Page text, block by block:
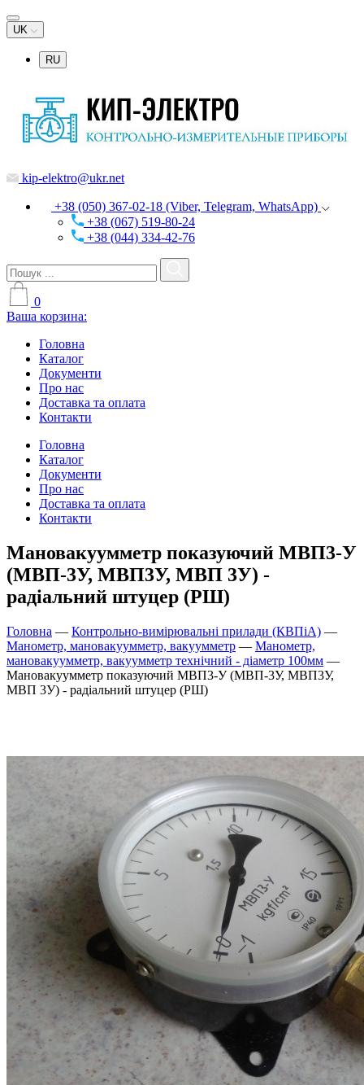
UK
RU
kip-elektro@ukr.net
+38 (050) 367-02-18 (Viber, Telegram, WhatsApp)
+38 (067) 519-80-24
+38 (044) 334-42-76
0
Ваша корзина:
Головна
Каталог
Документи
Про нас
Доставка та оплата
Контакти
Головна
Каталог
Документи
Про нас
Доставка та оплата
Контакти
Мановакуумметр показуючий МВП3-У
(МВП-3У, МВП3У, МВП 3У) -
радіальний штуцер (РШ)
Головна — Контрольно-вимірювальні прилади (КВПіА) —
Манометр, мановакуумметр, вакуумметр — Манометр,
мановакуумметр, вакуумметр технічний - діаметр 100мм —
Мановакуумметр показуючий МВП3-У (МВП-3У, МВП3У,
МВП 3У) - радіальний штуцер (РШ)